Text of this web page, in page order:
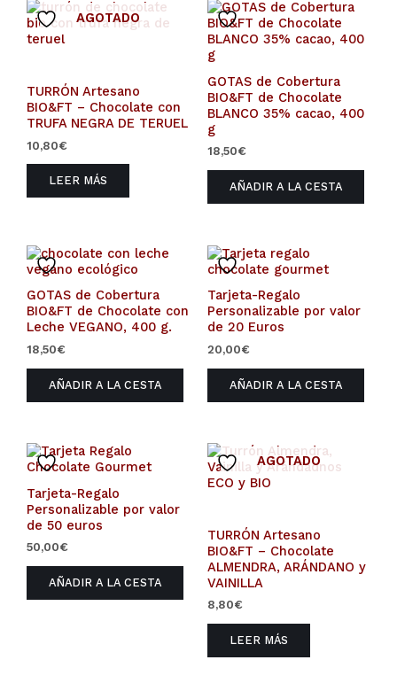
AGOTADO
TURRÓN Artesano
BIO&FT – Chocolate con
TRUFA NEGRA DE TERUEL
10,80€
LEER MÁS
GOTAS de Cobertura
BIO&FT de Chocolate
BLANCO 35% cacao, 400
g
18,50€
AÑADIR A LA CESTA
GOTAS de Cobertura
BIO&FT de Chocolate con
Leche VEGANO, 400 g.
18,50€
AÑADIR A LA CESTA
Tarjeta-Regalo
Personalizable por valor
de 20 Euros
20,00€
AÑADIR A LA CESTA
Tarjeta-Regalo
Personalizable por valor
de 50 euros
50,00€
AÑADIR A LA CESTA
AGOTADO
TURRÓN Artesano
BIO&FT – Chocolate
ALMENDRA, ARÁNDANO y
VAINILLA
8,80€
LEER MÁS